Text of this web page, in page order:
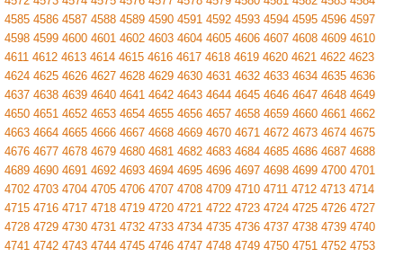
4585 4586 4587 4588 4589 4590 4591 4592 4593 4594 4595 4596 4597
4598 4599 4600 4601 4602 4603 4604 4605 4606 4607 4608 4609 4610
4611 4612 4613 4614 4615 4616 4617 4618 4619 4620 4621 4622 4623
4624 4625 4626 4627 4628 4629 4630 4631 4632 4633 4634 4635 4636
4637 4638 4639 4640 4641 4642 4643 4644 4645 4646 4647 4648 4649
4650 4651 4652 4653 4654 4655 4656 4657 4658 4659 4660 4661 4662
4663 4664 4665 4666 4667 4668 4669 4670 4671 4672 4673 4674 4675
4676 4677 4678 4679 4680 4681 4682 4683 4684 4685 4686 4687 4688
4689 4690 4691 4692 4693 4694 4695 4696 4697 4698 4699 4700 4701
4702 4703 4704 4705 4706 4707 4708 4709 4710 4711 4712 4713 4714
4715 4716 4717 4718 4719 4720 4721 4722 4723 4724 4725 4726 4727
4728 4729 4730 4731 4732 4733 4734 4735 4736 4737 4738 4739 4740
4741 4742 4743 4744 4745 4746 4747 4748 4749 4750 4751 4752 4753